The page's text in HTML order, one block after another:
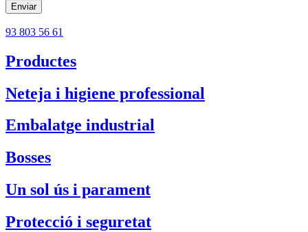
Enviar
93 803 56 61
Productes
Neteja i higiene professional
Embalatge industrial
Bosses
Un sol ús i parament
Protecció i seguretat